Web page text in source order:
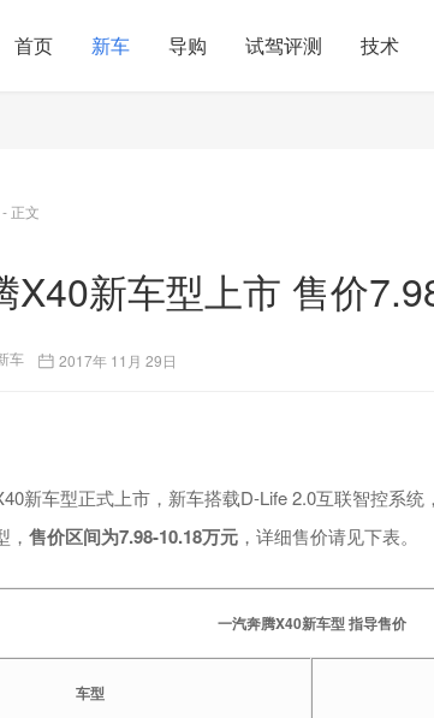
首页 新车 导购 试驾评测 技术
- 正文
X40新车型上市 售价
车 2017年 11月 29日
新车型正式上市，新车搭载D-Life 2.0互联智控系
， 售价区间为7.98-10.18万元 ，详细售价请见下表。
一汽奔腾X40新车型 指导售价
车型